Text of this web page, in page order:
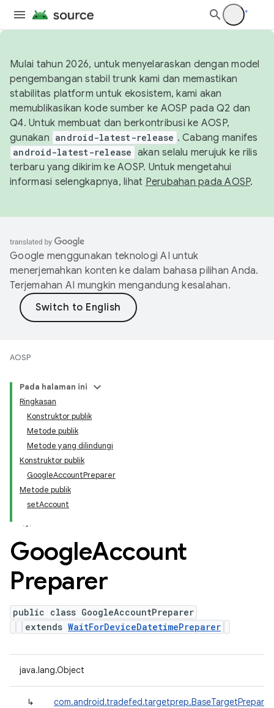
Mulai tahun 2026, untuk menyelaraskan dengan model
pengembangan stabil trunk kami dan memastikan
stabilitas platform untuk ekosistem, kami akan
memublikasikan kode sumber ke AOSP pada Q2 dan
Q4. Untuk membuat dan berkontribusi ke AOSP,
gunakan android-latest-release . Cabang manifes
android-latest-release akan selalu merujuk ke rilis
terbaru yang dikirim ke AOSP. Untuk mengetahui
informasi selengkapnya, lihat Perubahan pada AOSP.
Google menggunakan teknologi AI untuk
menerjemahkan konten ke dalam bahasa pilihan Anda.
Terjemahan AI mungkin mengandung kesalahan.
AOSP
Pada halaman ini
Ringkasan
Konstruktor publik
Metode publik
Metode yang dilindungi
Konstruktor publik
GoogleAccountPreparer
Metode publik
setAccount
GoogleAccount
Preparer
public class GoogleAccountPreparer
extends WaitForDeviceDatetimePreparer
java.lang.Object
↳ com.android.tradefed.targetprep.BaseTargetPreparer